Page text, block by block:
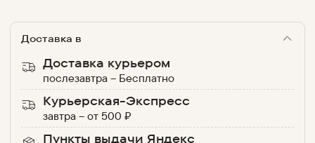
Доставка в
Доставка курьером
послезавтра – Бесплатно
Курьерская-Экспресс
завтра –от500 ₽
Пункты выдачи Яндекс